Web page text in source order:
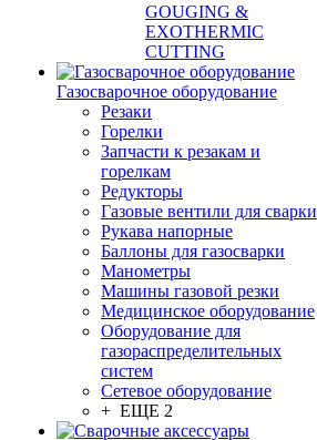
GOUGING &
EXOTHERMIC
CUTTING
Газосварочное оборудование
Резаки
Горелки
Запчасти к резакам и
горелкам
Редукторы
Газовые вентили для сварки
Рукава напорные
Баллоны для газосварки
Манометры
Машины газовой резки
Медицинское оборудование
Оборудование для
газораспределительных
систем
Сетевое оборудование
+ ЕЩЕ 2